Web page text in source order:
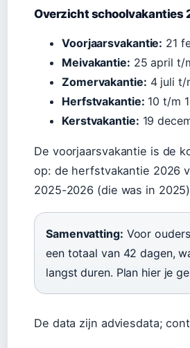
Overzicht schoolvakanties
Voorjaarsvakantie: 21
Meivakantie: 25 april t/
Zomervakantie: 4 juli t/
Herfstvakantie: 10 t/m
Kerstvakantie: 19
De voorjaarsvakantie is de
op: de herfstvakantie 2026
2025-2026 (die was in
Samenvatting: Voor
een totaal van 42 dagen,
langst duren. Plan hier je
De data zijn adviesdata;